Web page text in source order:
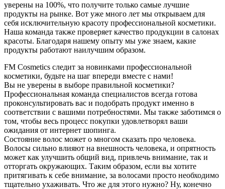
уверены на 100%, что получите только самые лучшие
продукты на рынке. Вот уже много лет мы открываем для
себя исключительную красоту профессиональной косметики.
Наша команда также проверяет качество продукции в салонах
красоты. Благодаря нашему опыту мы уже знаем, какие
продукты работают наилучшим образом.
FM Cosmetics следит за новинками профессиональной
косметики, будьте на шаг впереди вместе с нами!
Вы не уверены в выборе правильной косметики?
Профессиональная команда специалистов всегда готова
проконсультировать вас и подобрать продукт именно в
соответствии с вашими потребностями. Мы также заботимся о
том, чтобы весь процесс покупки удовлетворял ваши
ожидания от интернет шопинга.
Состояние волос может о многом сказать про человека.
Волосы сильно влияют на внешность человека, и опрятность
может как улучшить общий вид, привлечь внимание, так и
отторгать окружающих. Таким образом, если вы хотите
притягивать к себе внимание, за волосами просто необходимо
тщательно ухаживать. Что же для этого нужно? Ну, конечно